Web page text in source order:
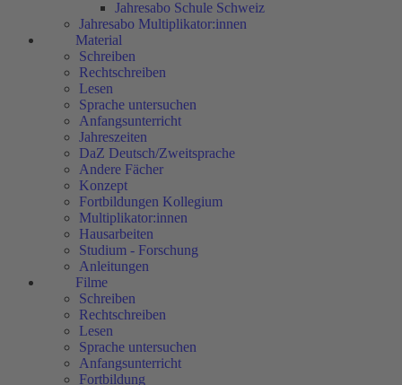
Jahresabo Schule Schweiz
Jahresabo Multiplikator:innen
Material
Schreiben
Rechtschreiben
Lesen
Sprache untersuchen
Anfangsunterricht
Jahreszeiten
DaZ Deutsch/Zweitsprache
Andere Fächer
Konzept
Fortbildungen Kollegium
Multiplikator:innen
Hausarbeiten
Studium - Forschung
Anleitungen
Filme
Schreiben
Rechtschreiben
Lesen
Sprache untersuchen
Anfangsunterricht
Fortbildung